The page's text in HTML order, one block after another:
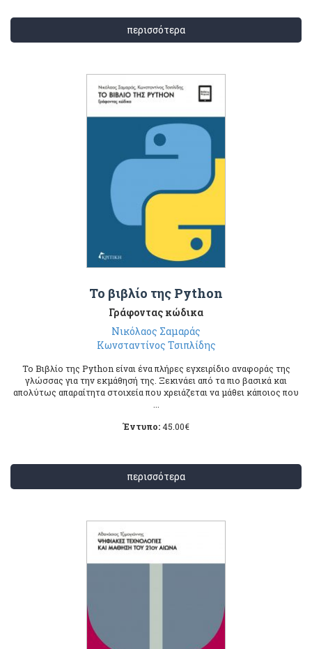
περισσότερα
Το βιβλίο της Python
Γράφοντας κώδικα
Νικόλαος Σαμαράς
Κωνσταντίνος Τσιπλίδης
Το Βιβλίο της Python είναι ένα πλήρες εγχειρίδιο αναφοράς της
γλώσσας για την εκμάθησή της. Ξεκινάει από τα πιο βασικά και
απολύτως απαραίτητα στοιχεία που χρειάζεται να μάθει κάποιος που
Έντυπο:45.00€
περισσότερα